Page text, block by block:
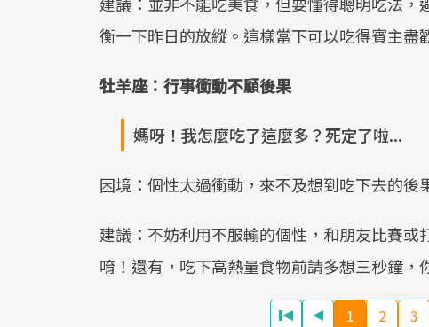
衡一下昨日的放縱。這樣當下可以吃得賓主盡
牡羊座：行事衝動不顧後果
媽呀！我怎麼吃了這麼多？死定了啦...
困境：個性太過衝動，來不及想到吃下去的後
建議：不妨利用不服輸的個性，和朋友比賽
唷！還有，吃下高熱量食物前請多想三秒鐘，
1 2 3